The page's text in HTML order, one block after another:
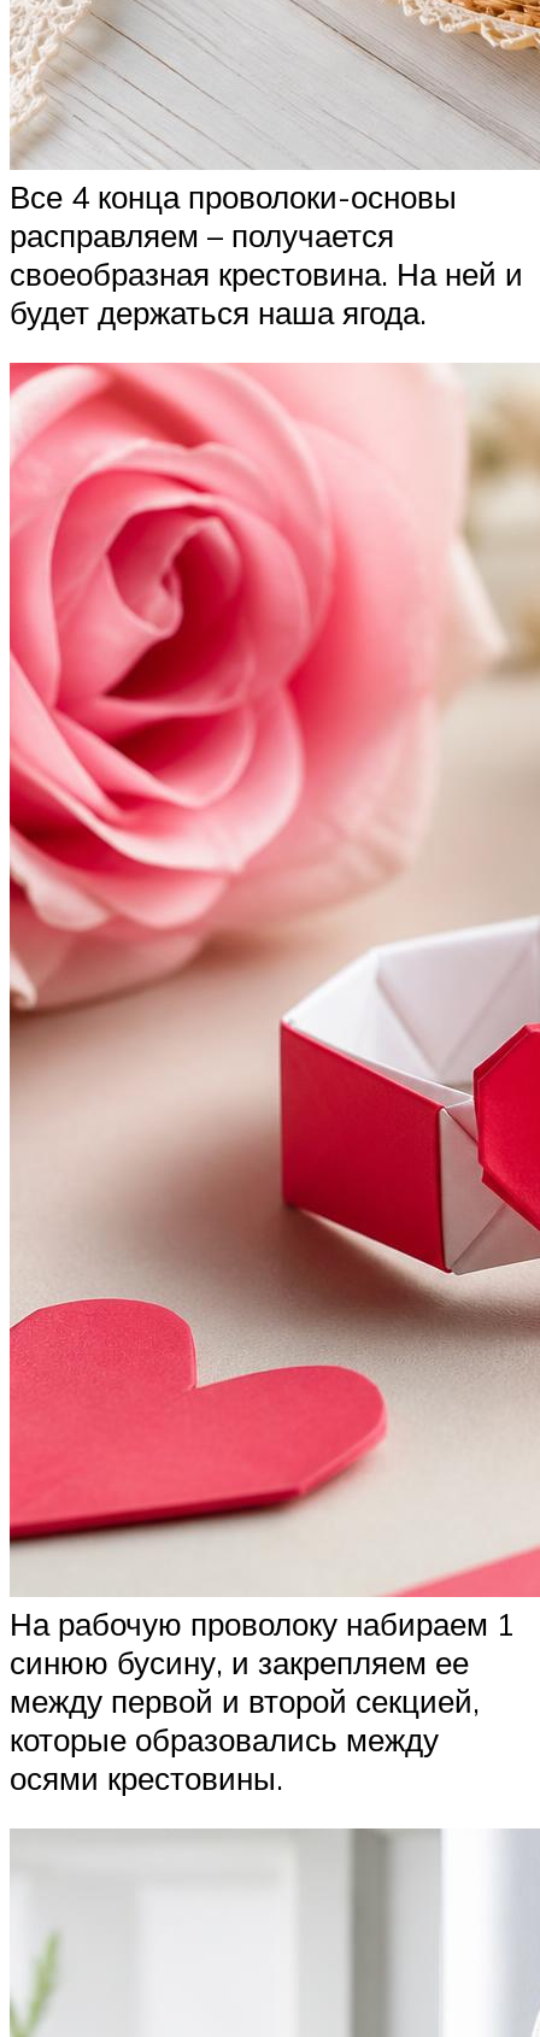
Все 4 конца проволоки-основы
расправляем – получается
своеобразная крестовина. На ней и
будет держаться наша ягода.
На рабочую проволоку набираем 1
синюю бусину, и закрепляем ее
между первой и второй секцией,
которые образовались между
осями крестовины.